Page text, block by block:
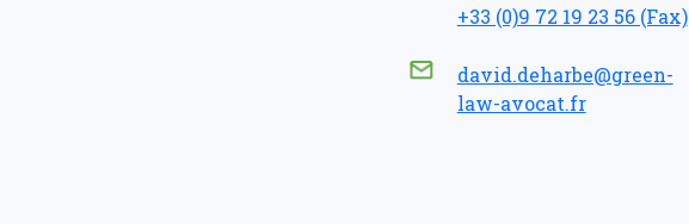
+33 (0)9 72 19 23 56 (Fax)
david.deharbe@green-
law-avocat.fr